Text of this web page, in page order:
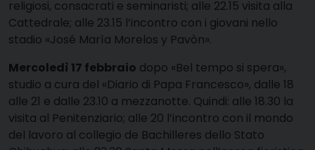
religiosi, consacrati e seminaristi; alle 22.15 visita alla
Cattedrale; alle 23.15 l’incontro con i giovani nello
stadio «José Marìa Morelos y Pavòn».
Mercoledì 17 febbraio dopo «Bel tempo si spera»,
studio a cura del «Diario di Papa Francesco», dalle 18
alle 21 e dalle 23.10 a mezzanotte. Quindi: alle 18.30 la
visita al Penitenziario; alle 20 l’incontro con il mondo
del lavoro al collegio de Bachilleres dello Stato